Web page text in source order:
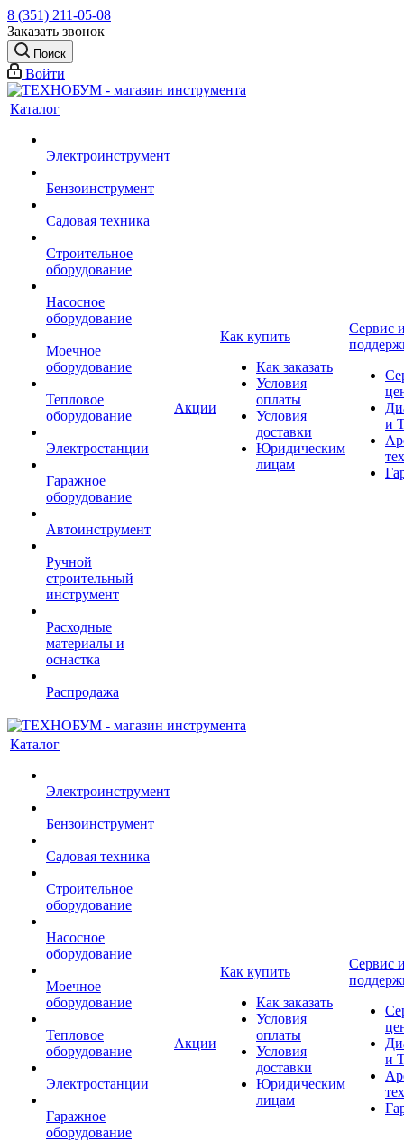
8 (351) 211-05-08
Заказать звонок
Поиск
Войти
Каталог
Электроинструмент
Бензоинструмент
Садовая техника
Строительное
оборудование
Насосное
оборудование
Моечное
оборудование
Тепловое
оборудование
Электростанции
Гаражное
оборудование
Автоинструмент
Ручной
строительный
инструмент
Расходные
материалы и
оснастка
Распродажа
Акции
Как купить
Как заказать
Условия
оплаты
Условия
доставки
Юридическим
лицам
Сервис
и
Каталог
Электроинструмент
Бензоинструмент
Садовая техника
Строительное
оборудование
Насосное
оборудование
Моечное
оборудование
Тепловое
оборудование
Электростанции
Гаражное
оборудование
Акции
Как купить
Как заказать
Условия
оплаты
Условия
доставки
Юридическим
лицам
Сервис
и